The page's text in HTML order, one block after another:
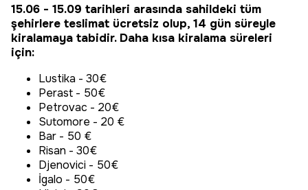
15.06 - 15.09 tarihleri arasında sahildeki tüm
şehirlere teslimat ücretsiz olup, 14 gün süreyle
kiralamaya tabidir. Daha kısa kiralama süreleri
için:
Lustika - 30€
Perast - 50€
Petrovac - 20€
Sutomore - 20 €
Bar - 50 €
Risan - 30€
Djenovici - 50€
İgalo - 50€